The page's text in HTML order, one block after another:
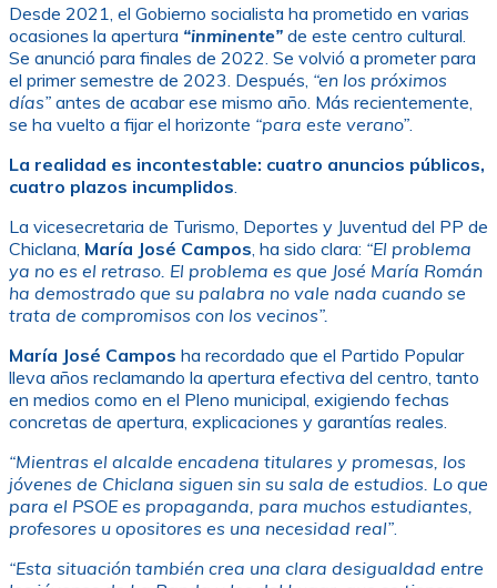
Desde 2021, el Gobierno socialista ha prometido en varias
ocasiones la apertura “inminente” de este centro cultural.
Se anunció para finales de 2022. Se volvió a prometer para
el primer semestre de 2023. Después, “en los próximos
días” antes de acabar ese mismo año. Más recientemente,
se ha vuelto a fijar el horizonte “para este verano”
La realidad es incontestable: cuatro anuncios públicos,
cuatro plazos incumplidos
La vicesecretaria de Turismo, Deportes y Juventud del PP de
Chiclana, María José Campos , ha sido clara: “El problema
ya no es el retraso. El problema es que José María Román
ha demostrado que su palabra no vale nada cuando se
trata de compromisos con los vecinos”.
María José Campos ha recordado que el Partido Popular
lleva años reclamando la apertura efectiva del centro, tanto
en medios como en el Pleno municipal, exigiendo fechas
concretas de apertura, explicaciones y garantías reales.
“Mientras el alcalde encadena titulares y promesas, los
jóvenes de Chiclana siguen sin su sala de estudios. Lo que
para el PSOE es propaganda, para muchos estudiantes,
profesores u opositores es una necesidad real”
“Esta situación también crea una clara desigualdad entre